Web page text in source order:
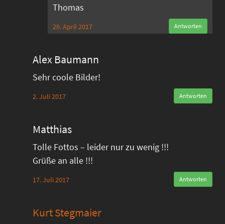
Thomas
29. April 2017 Antworten
Alex Baumann
Sehr coole Bilder!
2. Juli 2017 Antworten
Matthias
Tolle Fottos – leider nur zu wenig !!!
Grüße an alle !!!
17. Juli 2017 Antworten
Kurt Stegmaier